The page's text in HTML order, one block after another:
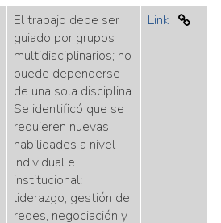
El trabajo debe ser
guiado por grupos
multidisciplinarios; no
puede dependerse
de una sola disciplina.
Se identificó que se
requieren nuevas
habilidades a nivel
individual e
institucional:
liderazgo, gestión de
redes, negociación y
Link